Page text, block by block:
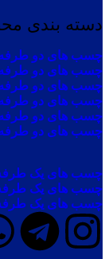
دسته بندی
چسب های دو
چسب های دو طرفه
چسب های دو
چسب های دو
چسب های دو طرفه
چسب های دو
چسب های یک
چسب های یک طرفه
چسب های یک